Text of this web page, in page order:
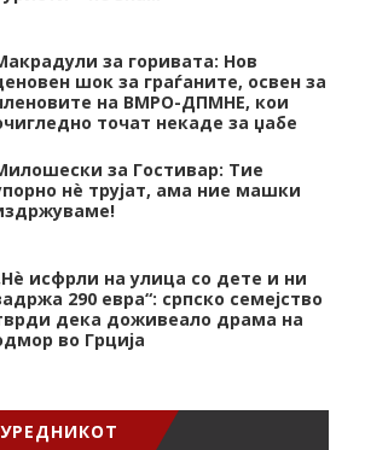
за горивата: Нов
шок за граѓаните, освен за
на ВМРО-ДПМНЕ, кои
точат некаде за џабе
за Гостивар: Тие
нѐ трујат, ама ние машки
исфрли на улица со дете и ни
290 евра“: српско семејство
дека доживеало драма на
во Грција